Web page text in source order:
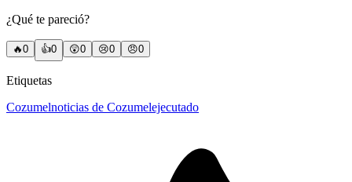
¿Qué te pareció?
🔥0 👍0 😲0 😢0 😠0
Etiquetas
Cozumelnoticias de Cozumelejecutado